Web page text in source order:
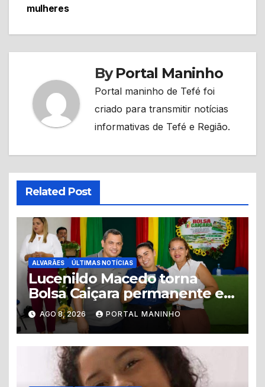
mulheres
ByPortal Maninho
Portal maninho de Tefé foi
criado para transmitir notícias
informativas de Tefé e Região.
Related Post
ALVARÃES ÚLTIMAS NOTÍCIAS
Lucenildo Macedo torna
Bolsa Caiçara permanente e
mais de 200 famílias recebem
novos cartões em Alvarães
AGO 8, 2026 PORTAL MANINHO